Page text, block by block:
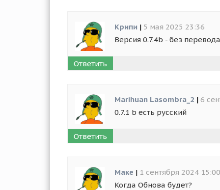
Крипи | 5 мая 2025 23:36
Версия 0.7.4b - без перевода
Ответить
Marihuan Lasombra_2 | 6
0.7.1 b есть русский
Ответить
Маке | 1 сентября 2024 15:00
Когда Обнова будет?